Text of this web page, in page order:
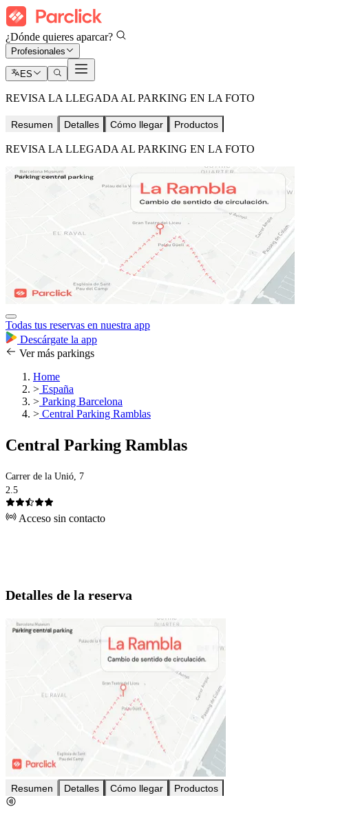
¿Dónde quieres aparcar?
Profesionales
ES
REVISA LA LLEGADA AL PARKING EN LA FOTO
Resumen Detalles Cómo llegar Productos
REVISA LA LLEGADA AL PARKING EN LA FOTO
Todas tus reservas en nuestra app
Descárgate la app
Ver más parkings
Home
> España
> Parking Barcelona
> Central Parking Ramblas
Central Parking Ramblas
Carrer de la Unió, 7
2.5
Acceso sin contacto
Detalles de la reserva
Resumen Detalles Cómo llegar Productos